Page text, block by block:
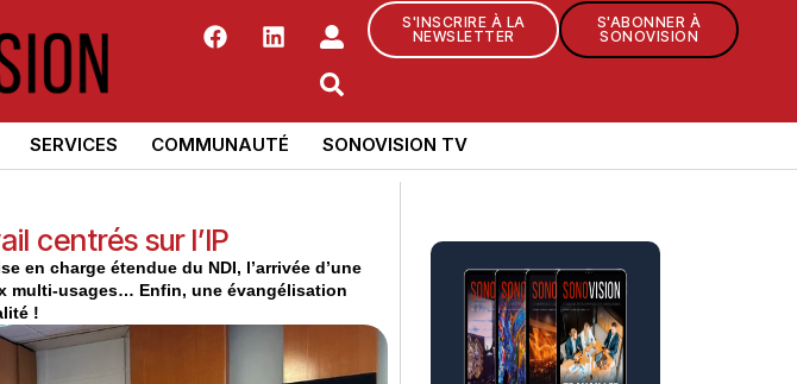
S'INSCRIRE À LA
NEWSLETTER
S'ABONNER À
SONOVISION
SERVICES COMMUNAUTÉ SONOVISION TV
centrés sur l’IP
en charge étendue du NDI, l’arrivée d’une
multi-usages… Enfin, une évangélisation
!